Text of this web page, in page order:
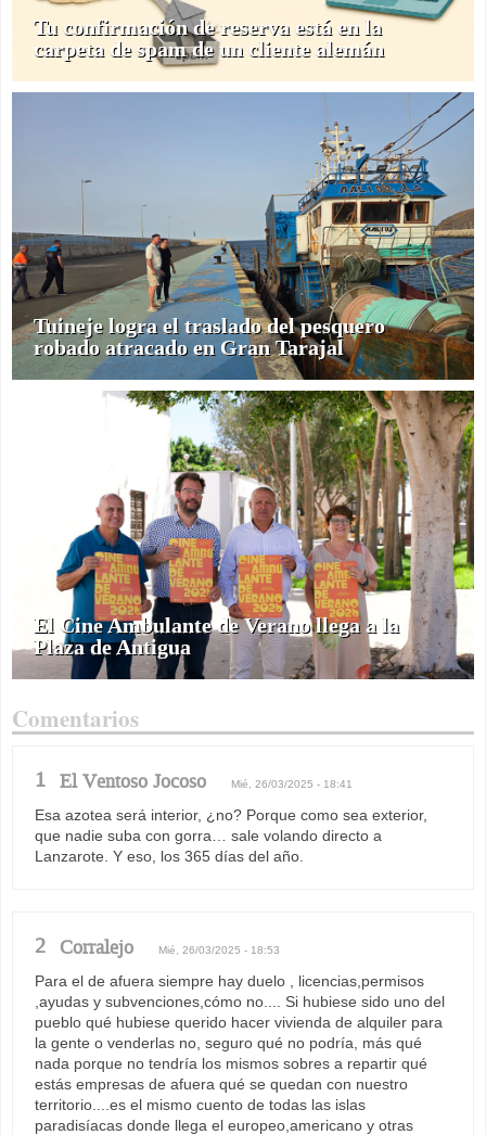
Tu confirmación de reserva está en la
carpeta de spam de un cliente alemán
Tuineje logra el traslado del pesquero
robado atracado en Gran Tarajal
El Cine Ambulante de Verano llega a la
Plaza de Antigua
Comentarios
1 El Ventoso Jocoso Mié, 26/03/2025 - 18:41
Esa azotea será interior, ¿no? Porque como sea exterior,
que nadie suba con gorra… sale volando directo a
Lanzarote. Y eso, los 365 días del año.
2 Corralejo Mié, 26/03/2025 - 18:53
Para el de afuera siempre hay duelo , licencias,permisos
,ayudas y subvenciones,cómo no.... Si hubiese sido uno del
pueblo qué hubiese querido hacer vivienda de alquiler para
la gente o venderlas no, seguro qué no podría, más qué
nada porque no tendría los mismos sobres a repartir qué
estás empresas de afuera qué se quedan con nuestro
territorio....es el mismo cuento de todas las islas
paradisíacas donde llega el europeo,americano y otras